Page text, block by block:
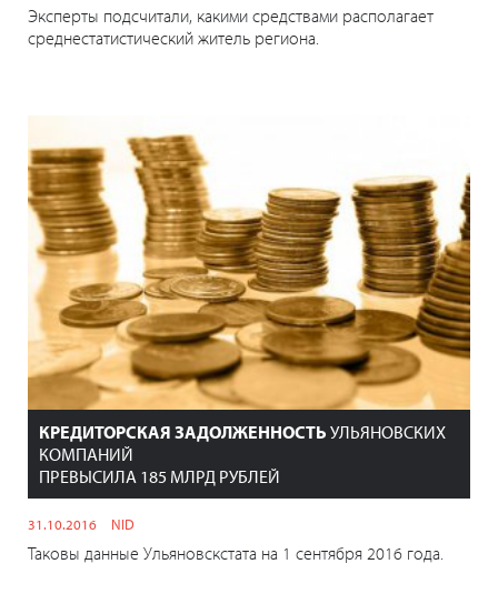
Эксперты подсчитали, какими средствами располагает
среднестатистический житель региона.
КРЕДИТОРСКАЯ ЗАДОЛЖЕННОСТЬ УЛЬЯНОВСКИХ
КОМПАНИЙ
ПРЕВЫСИЛА 185 МЛРД РУБЛЕЙ
31.10.2016 NID
Таковы данные Ульяновскстата на 1 сентября 2016 года.